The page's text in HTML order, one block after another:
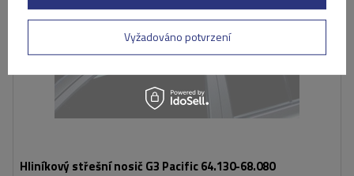
Hliníkový střešní nosič G3 Pacific 64.130-68.080
Vyžadováno potvrzení